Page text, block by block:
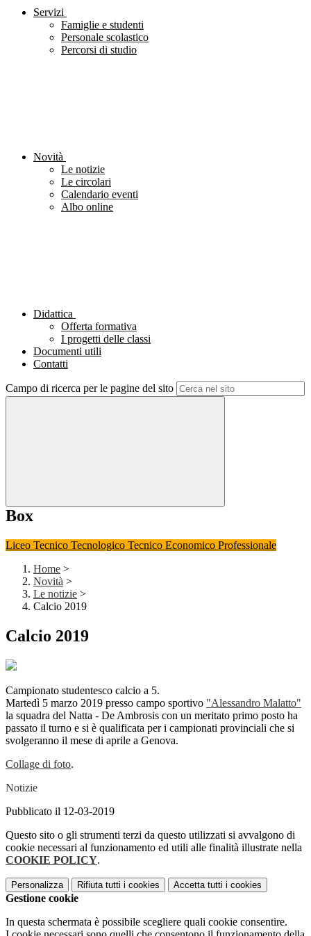
Servizi
Famiglie e studenti
Personale scolastico
Percorsi di studio
Novità
Le notizie
Le circolari
Calendario eventi
Albo online
Didattica
Offerta formativa
I progetti delle classi
Documenti utili
Contatti
Campo di ricerca per le pagine del sito
Box
Liceo Tecnico Tecnologico Tecnico Economico Professionale
Home >
Novità >
Le notizie >
Calcio 2019
Calcio 2019
Campionato studentesco calcio a 5.
Martedì 5 marzo 2019 presso campo sportivo "Alessandro Malatto"
la squadra del Natta - De Ambrosis con un meritato primo posto ha
passato il turno e si è qualificata per i campionati provinciali che si
svolgeranno il mese di aprile a Genova.
Collage di foto.
Notizie
Pubblicato il 12-03-2019
Questo sito o gli strumenti terzi da questo utilizzati si avvalgono di
cookie necessari al funzionamento ed utili alle finalità illustrate nella
COOKIE POLICY.
Personalizza Rifiuta tutti i cookies Accetta tutti i cookies
Gestione cookie
In questa schermata è possibile scegliere quali cookie consentire.